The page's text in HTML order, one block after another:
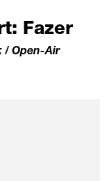
Fazer
/ Open-Air